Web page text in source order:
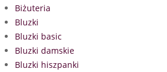
Biżuteria
Bluzki
Bluzki basic
Bluzki damskie
Bluzki hiszpanki